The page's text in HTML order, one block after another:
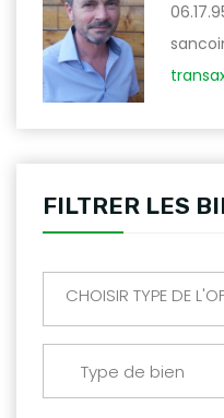
FILTRER LES
CHOISIR TYPE DE
Type de bien